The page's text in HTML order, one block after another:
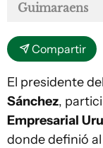
Guimaraens
Compartir
El presidente
Sánchez,
Empresarial
donde definió